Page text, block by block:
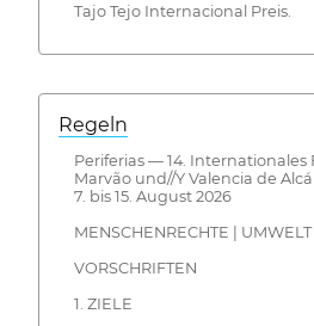
Tajo Tejo Internacional Preis.
Regeln
Periferias — 14. Internationales
Marvão und//Y Valencia de
7. bis 15. August 2026
MENSCHENRECHTE |
VORSCHRIFTEN
1. ZIELE